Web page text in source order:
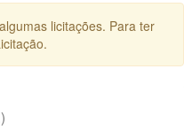
licitações. Para ter